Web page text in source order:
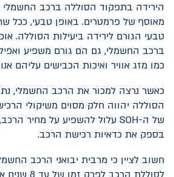
הירידה בתפקוד הסוללה ברכב החשמלי
מאוסף של פרמטרים. באופן טבעי, ככל
טבעי הגורם לירידה ביעילות הסוללה.
ברכב החשמלי, גם הם גורם משפיע
כמו מזג אוויר ואיכות הכבישים עליהם
כאשר נרצה למכור את הרכב החשמלי,
הסוללה יהווה חלק מסוים משיקולי
של ה-SOH עלול להשפיע על מחיר
בספק את כדאיות רכישת הרכב.
חשוב לציין כי מרבית יבואני הרכב